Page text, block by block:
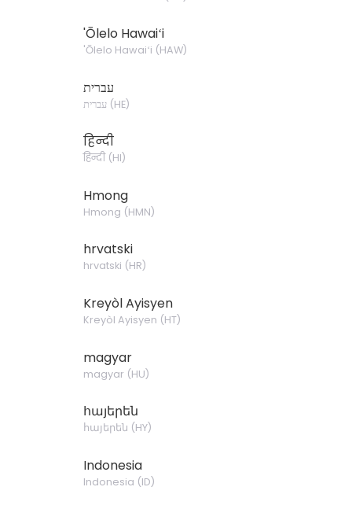
'Ōlelo Hawaiʻi
'Ōlelo Hawaiʻi (HAW)
עברית
עברית(HE)
हिन्दी
हिन्दी(HI)
Hmong
Hmong (HMN)
hrvatski
hrvatski (HR)
Kreyòl Ayisyen
Kreyòl Ayisyen (HT)
magyar
magyar (HU)
հայերեն
հայերեն (HY)
Indonesia
Indonesia (ID)